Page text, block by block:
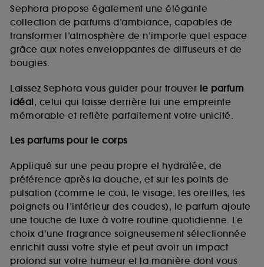
Sephora propose également une élégante
collection de parfums d’ambiance, capables de
transformer l’atmosphère de n’importe quel espace
grâce aux notes enveloppantes de diffuseurs et de
bougies.
Laissez Sephora vous guider pour trouver le parfum
idéal, celui qui laisse derrière lui une empreinte
mémorable et reflète parfaitement votre unicité.
Les parfums pour le corps
Appliqué sur une peau propre et hydratée, de
préférence après la douche, et sur les points de
pulsation (comme le cou, le visage, les oreilles, les
poignets ou l’intérieur des coudes), le parfum ajoute
une touche de luxe à votre routine quotidienne. Le
choix d’une fragrance soigneusement sélectionnée
enrichit aussi votre style et peut avoir un impact
profond sur votre humeur et la manière dont vous
de vous plaire via des publicités, y compris sur des
sites tiers et sur les réseaux sociaux, sur la base
des pages que vous avez consultées, de votre
navigation, et de l'historique de vos interactions.
d’en améliorer la performance.
Cookies de sécurisation des paiements en ligne :
fraudes aux moyens de paiement et les
usurpations d’identité.
Cookies fonctionnels :il s’agit de cookies
permettant l’affichage et/ou la fourniture de
certaines fonctionnalités du site, tel que les
cookies d’authentification qui sont utilisés afin de
vous faire bénéficier de l’authentification
prolongée vous permettant d’accéder à votre
compte lors de votre prochaine visite sur le site
sans saisir à nouveau votre identifiant et mot de
passe.